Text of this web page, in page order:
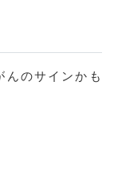
んのサインかも